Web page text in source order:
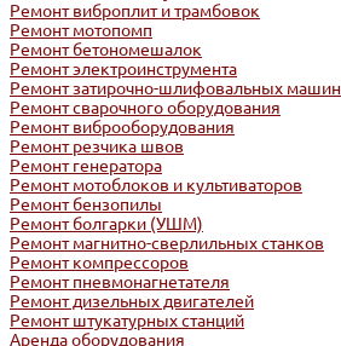
Ремонт виброплит и трамбовок
Ремонт мотопомп
Ремонт бетономешалок
Ремонт электроинструмента
Ремонт затирочно-шлифовальных машин
Ремонт сварочного оборудования
Ремонт виброоборудования
Ремонт резчика швов
Ремонт генератора
Ремонт мотоблоков и культиваторов
Ремонт бензопилы
Ремонт болгарки (УШМ)
Ремонт магнитно-сверлильных станков
Ремонт компрессоров
Ремонт пневмонагнетателя
Ремонт дизельных двигателей
Ремонт штукатурных станций
Аренда оборудования